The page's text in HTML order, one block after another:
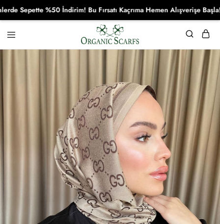
Organikscarf
Sepette %50 İndirim! Bu Fırsatı Kaçrıma Hemen Alışverişe Başla!